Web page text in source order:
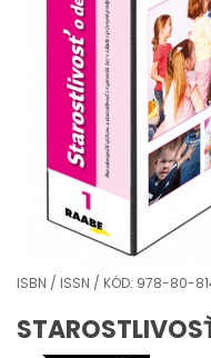
ISBN / ISSN / KÓD: 978-80-